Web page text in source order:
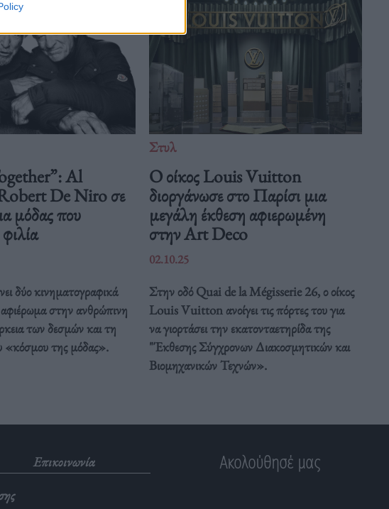
Al
De Niro σε
μόδας που
δύο κινηματογραφικά
στην ανθρώπινη
των δεσμών και τη
«κόσμου της μόδας».
Στυλ
Ο οίκος Louis Vuitton
διοργάνωσε στο Παρίσι μια
μεγάλη έκθεση αφιερωμένη
στην Art Deco
02.10.25
Στην οδό Quai de la Mégisserie 26, ο οίκος
Louis Vuitton ανοίγει τις πόρτες του για
να γιορτάσει την εκατονταετηρίδα της
"Έκθεσης Σύγχρονων Διακοσμητικών και
Βιομηχανικών Τεχνών».
Επικοινωνία
Ακολούθησέ μας